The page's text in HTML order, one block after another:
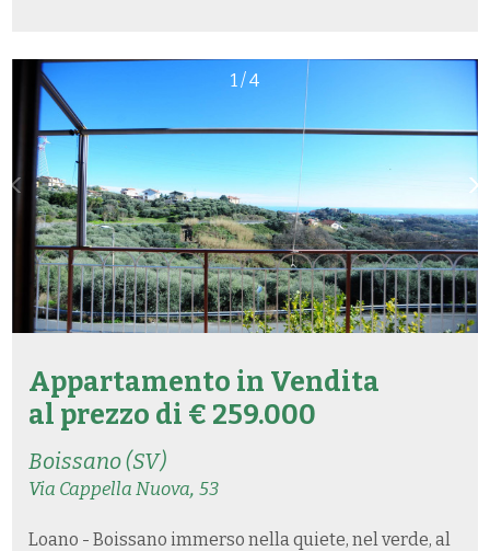
1/4
Appartamento in Vendita
al prezzo di € 259.000
Boissano (SV)
Via Cappella Nuova,53
Loano - Boissano immerso nella quiete, nel verde, al